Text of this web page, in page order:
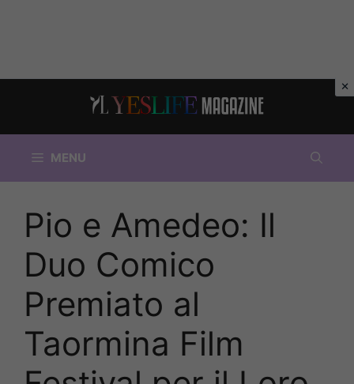
MENU
Pio e Amedeo: Il
Duo Comico
Premiato al
Taormina Film